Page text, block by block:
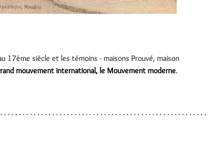
17ème siècle et les témoins - maisons Prouvé, maison
mouvement international, le Mouvement moderne.